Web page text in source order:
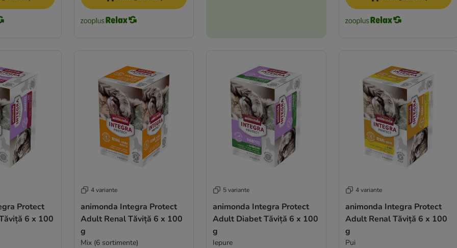
Protect
x 100
4 variante
animonda Integra Protect
Adult Renal Tăviță 6 x 100
g
Mix (6 sortimente)
5 variante
animonda Integra Protect
Adult Diabet Tăviță 6 x 100
g
Iepure
4 variante
animonda Integra Protect
Adult Renal Tăviță 6 x 100
g
Pui